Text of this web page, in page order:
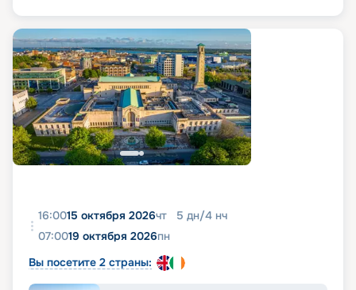
16:0015 октября 2026чт 5 дн/4 нч
07:0019 октября 2026пн
Вы посетите 2 страны: